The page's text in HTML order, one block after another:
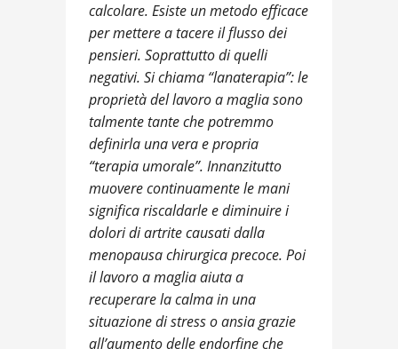
calcolare. Esiste un metodo efficace
per mettere a tacere il flusso dei
pensieri. Soprattutto di quelli
negativi. Si chiama “lanaterapia”: le
proprietà del lavoro a maglia sono
talmente tante che potremmo
definirla una vera e propria
“terapia umorale”. Innanzitutto
muovere continuamente le mani
significa riscaldarle e diminuire i
dolori di artrite causati dalla
menopausa chirurgica precoce. Poi
il lavoro a maglia aiuta a
recuperare la calma in una
situazione di stress o ansia grazie
all’aumento delle endorfine che